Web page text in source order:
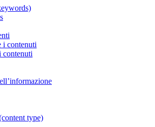
i contenuti
contenuti
type)